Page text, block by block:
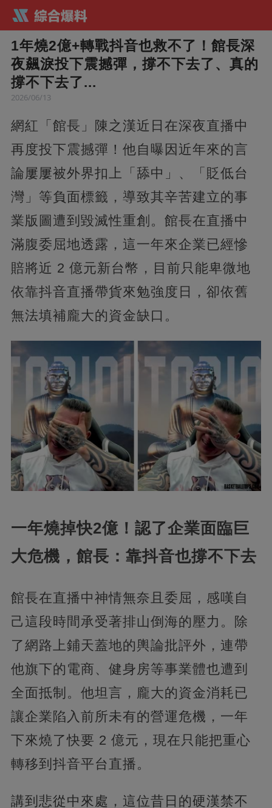
1年燒2億+轉戰抖音也救不了！館長深
夜飆淚投下震撼彈，撐不下去了、真的
撐不下去了...
2026/06/13
網紅「館長」陳之漢近日在深夜直播中
再度投下震撼彈！他自曝因近年來的言
論屢屢被外界扣上「舔中」、「貶低台
灣」等負面標籤，導致其辛苦建立的事
業版圖遭到毀滅性重創。館長在直播中
滿腹委屈地透露，這一年來企業已經慘
賠將近 2 億元新台幣，目前只能卑微地
依靠抖音直播帶貨來勉強度日，卻依舊
無法填補龐大的資金缺口。
一年燒掉快2億！認了企業面臨巨
大危機，館長：靠抖音也撐不下去
館長在直播中神情無奈且委屈，感嘆自
己這段時間承受著排山倒海的壓力。除
了網路上鋪天蓋地的輿論批評外，連帶
他旗下的電商、健身房等事業體也遭到
全面抵制。他坦言，龐大的資金消耗已
讓企業陷入前所未有的營運危機，一年
下來燒了快要 2 億元，現在只能把重心
轉移到抖音平台直播。
講到悲從中來處，這位昔日的硬漢禁不